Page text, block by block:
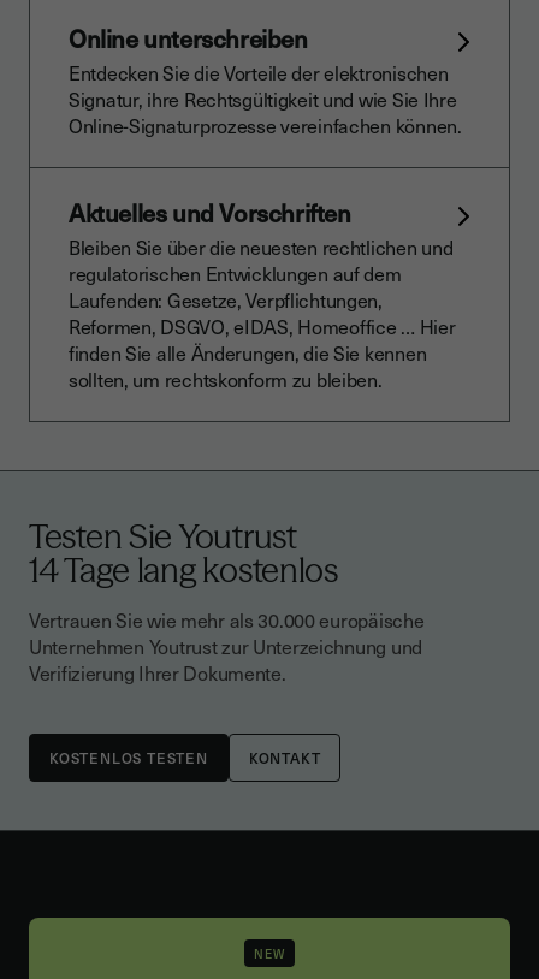
Online unterschreiben
Entdecken Sie die Vorteile der elektronischen
Signatur, ihre Rechtsgültigkeit und wie Sie Ihre
Online-Signaturprozesse vereinfachen können.
Aktuelles und Vorschriften
Bleiben Sie über die neuesten rechtlichen und
regulatorischen Entwicklungen auf dem
Laufenden: Gesetze, Verpflichtungen,
Reformen, DSGVO, eIDAS, Homeoffice … Hier
finden Sie alle Änderungen, die Sie kennen
sollten, um rechtskonform zu bleiben.
Testen Sie Youtrust
14 Tage lang kostenlos
Vertrauen Sie wie mehr als 30.000 europäische
Unternehmen Youtrust zur Unterzeichnung und
Verifizierung Ihrer Dokumente.
KONTAKT
NEW